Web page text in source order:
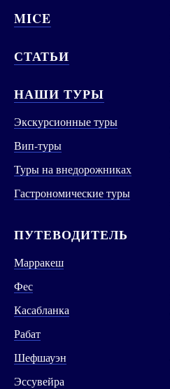
MICE
СТАТЬИ
НАШИ ТУРЫ
Экскурсионные туры
Вип-туры
Туры на внедорожниках
Гастрономические туры
ПУТЕВОДИТЕЛЬ
Марракеш
Фес
Касабланка
Рабат
Шефшауэн
Эссувейра